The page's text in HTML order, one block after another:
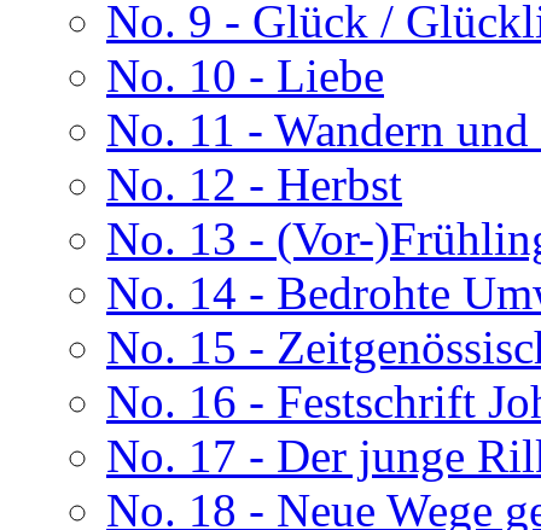
No. 9 - Glück /
No. 10 - Liebe
No. 11 - Wandern
No. 12 - Herbst
No. 13 - (Vor-
No. 14 - Bedrohte
No. 15 -
No. 16 - Festschrift
No. 17 - Der junge
No. 18 - Neue Wege